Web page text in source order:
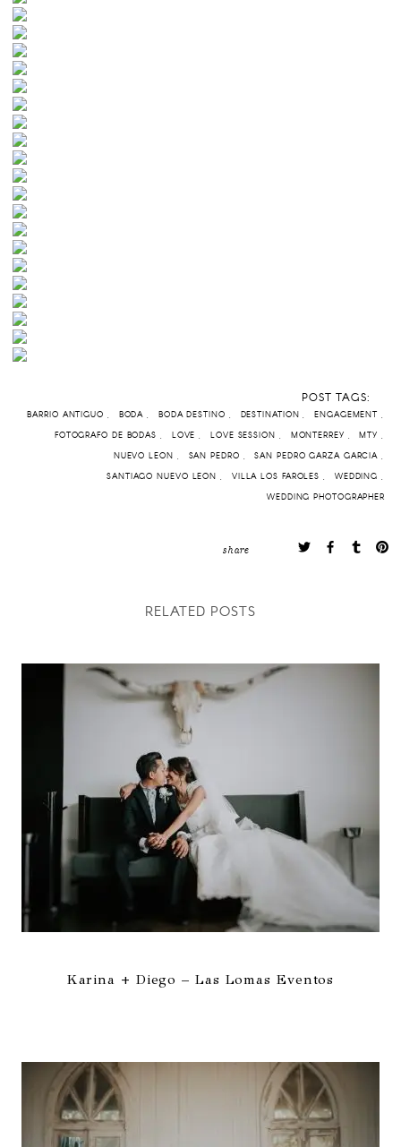
POST TAGS:
BARRIO ANTIGUO BODA BODA DESTINO DESTINATION ENGAGEMENT
FOTOGRAFO DE BODAS LOVE LOVE SESSION MONTERREY MTY
NUEVO LEON SAN PEDRO SAN PEDRO GARZA GARCIA
SANTIAGO NUEVO LEON VILLA LOS FAROLES WEDDING
WEDDING PHOTOGRAPHER
share
RELATED POSTS
Karina + Diego – Las Lomas Eventos